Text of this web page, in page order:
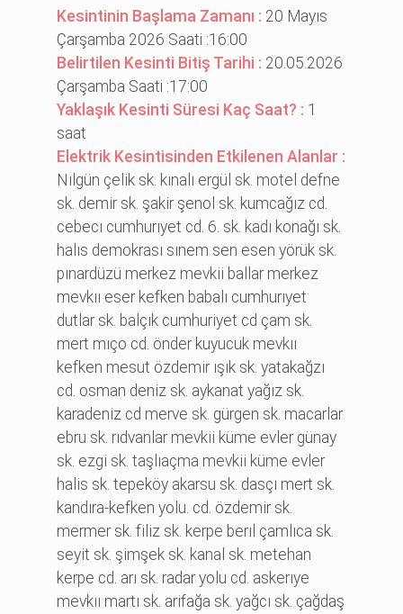
Kesintinin Başlama Zamanı : 20 Mayıs
Çarşamba 2026 Saati :16:00
Belirtilen Kesinti Bitiş Tarihi : 20.05.2026
Çarşamba Saati :17:00
Yaklaşık Kesinti Süresi Kaç Saat? : 1
saat
Elektrik Kesintisinden Etkilenen Alanlar :
Nılgün çeli̇k sk. kınalı ergül sk. motel defne
sk. demi̇r sk. şaki̇r şenol sk. kumcağız cd.
cebecı cumhurıyet cd. 6. sk. kadı konağı sk.
halıs demokrası sınem sen esen yörük sk.
pınardüzü merkez mevki̇i̇ ballar merkez
mevkıı eser kefken babalı cumhurıyet
dutlar sk. balçık cumhuri̇yet cd çam sk.
mert mıço cd. önder kuyucuk mevkıı
kefken mesut özdemi̇r ışık sk. yatakağzı
cd. osman deni̇z sk. aykanat yağız sk.
karadeni̇z cd merve sk. gürgen sk. macarlar
ebru sk. rıdvanlar mevki̇i̇ küme evler günay
sk. ezgi̇ sk. taşlıaçma mevki̇i̇ küme evler
hali̇s sk. tepeköy akarsu sk. dasçı mert sk.
kandıra-kefken yolu. cd. özdemi̇r sk.
mermer sk. fi̇li̇z sk. kerpe berıl çamlıca sk.
seyi̇t sk. şi̇mşek sk. kanal sk. metehan
kerpe cd. arı sk. radar yolu cd. askerıye
mevkıı martı sk. ari̇fağa sk. yağcı sk. çağdaş